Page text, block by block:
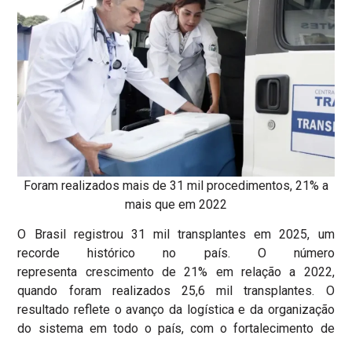
Foram realizados mais de 31 mil procedimentos, 21% a
mais que em 2022
O Brasil registrou 31 mil transplantes em 2025, um
recorde histórico no país. O número
representa crescimento de 21% em relação a 2022,
quando foram realizados 25,6 mil transplantes. O
resultado reflete o avanço da logística e da organização
do sistema em todo o país, com o fortalecimento de